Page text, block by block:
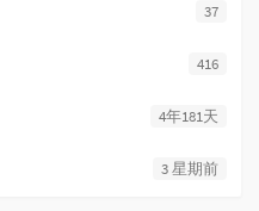
37
416
4年181天
3 星期前